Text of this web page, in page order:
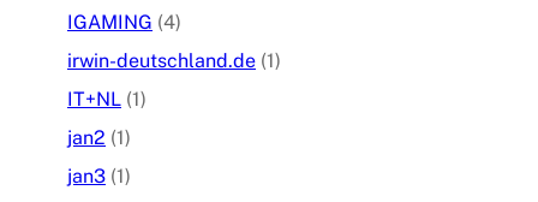
IGAMING (4)
irwin-deutschland.de (1)
IT+NL (1)
jan2 (1)
jan3 (1)